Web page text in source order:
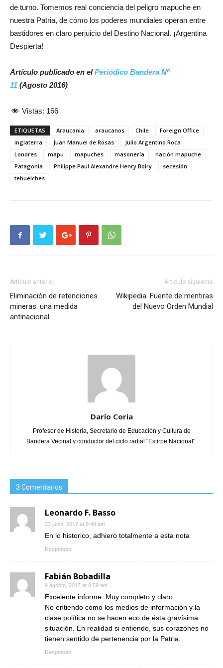
de turno. Tomemos real conciencia del peligro mapuche en
nuestra Patria, de cómo los poderes mundiales operan entre
bastidores en claro perjuicio del Destino Nacional. ¡Argentina
Despierta!
Artículo publicado en elPeriódico Bandera Nº
11 (Agosto 2016)
Vistas: 166
ETIQUETAS Araucania araucanos Chile
Foreign Office
inglaterra
Juan Manuel de Rosas
Julio Argentino Roca
Londres
mapu mapuches masonería
nación mapuche
Patagonia
Philippe Paul Alexandre Henry Boiry
secesión
tehuelches
Artículo anterior
Eliminación de retenciones
mineras: una medida
antinacional
Artículo siguiente
Wikipedia: Fuente de mentiras
del Nuevo Orden Mundial
Darío Coria
Profesor de Historia, Secretario de Educación y Cultura de
Bandera Vecinal y conductor del ciclo radial "Estirpe Nacional".
3 Comentarios
Leonardo F. Basso
23 junio, 2017 at 9:49 am
En lo historico, adhiero totalmente a esta nota
Responder
Fabián Bobadilla
9 agosto, 2017 at 8:59 am
Excelente informe. Muy completo y claro.
No entiendo como los medios de información y la
clase política no se hacen eco de ésta gravísima
situación. En realidad si entiendo, sus corazónes no
tienen sentido de pertenencia por la Patria.
Responder